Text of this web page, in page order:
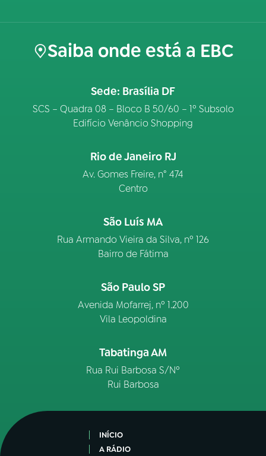
Saiba onde está a EBC
Sede: Brasília DF
SCS – Quadra 08 – Bloco B 50/60 – 1º Subsolo
Edifício Venâncio Shopping
Rio de Janeiro RJ
Av. Gomes Freire, n° 474
Centro
São Luís MA
Rua Armando Vieira da Silva, nº 126
Bairro de Fátima
São Paulo SP
Avenida Mofarrej, nº 1.200
Vila Leopoldina
Tabatinga AM
Rua Rui Barbosa S/Nº
Rui Barbosa
INÍCIO
A RÁDIO